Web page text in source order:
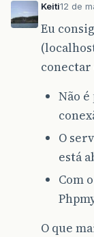
Keiti12 de
Eu
conectar
Não
O
está
Com
O que